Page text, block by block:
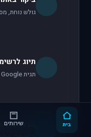
בית שירותים
גולש נוחת,
תיוג
תגית Google מזהה את הגולש
הצגת